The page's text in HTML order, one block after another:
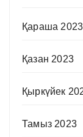
Қараша 2023
Қазан 2023
Қыркүйек
Тамыз 2023